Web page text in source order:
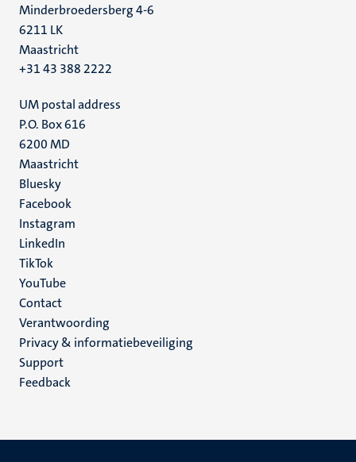
Minderbroedersberg 4-6
6211 LK
Maastricht
+31 43 388 2222
UM postal address
P.O. Box 616
6200 MD
Maastricht
Social
media
Bluesky
Facebook
Instagram
LinkedIn
TikTok
YouTube
Menu
footer
(NL)
Contact
Verantwoording
Privacy & informatiebeveiliging
Support
Feedback